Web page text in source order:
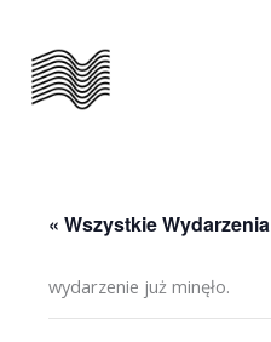
treści
« Wszystkie Wydarzenia
wydarzenie już minęło.